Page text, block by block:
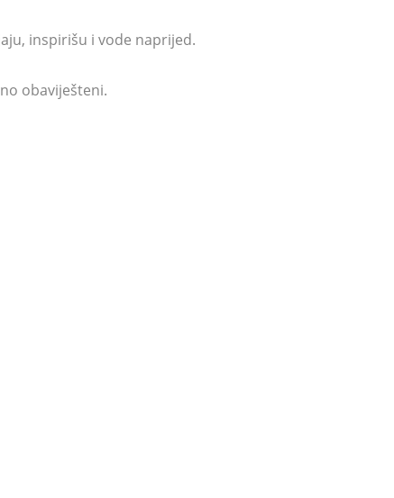
inspirišu i vode naprijed.
obaviješteni.